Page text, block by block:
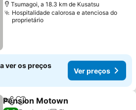
Tsumagoi, a 18.3 km de Kusatsu
Hospitalidade calorosa e atenciosa do
proprietário
ver os preços
Ver preços
PartilharAdicionar aos favoritos
Pension Motown